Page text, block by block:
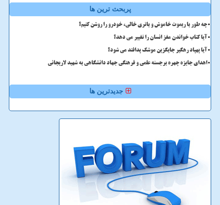
پربحث ترین ها
چه طور با ریموت خاموش و باتری خالی، خودرو را روشن کنیم؟
آیا کتاب خواندن مغز انسان را تغییر می دهد؟
آیا پهپاد رهگیر جایگزین موشک پدافند می شود؟
اهدای جایزه چهره برجسته علمی و فرهنگی جهاد دانشگاهی به شهید لاریجانی
جدیدترین ها